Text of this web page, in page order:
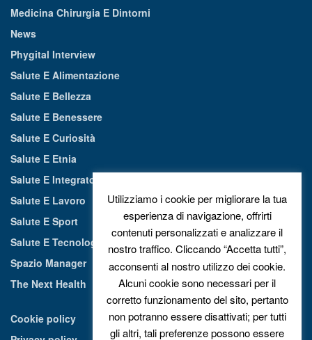
Medicina Chirurgia E Dintorni
News
Phygital Interview
Salute E Alimentazione
Salute E Bellezza
Salute E Benessere
Salute E Curiosità
Salute E Etnia
Salute E Integratori Alimentari
Salute E Lavoro
Salute E Sport
Salute E Tecnologia
Spazio Manager
The Next Health
Cookie policy
Utilizziamo i cookie per migliorare la tua
esperienza di navigazione, offrirti
contenuti personalizzati e analizzare il
nostro traffico. Cliccando “Accetta tutti”,
acconsenti al nostro utilizzo dei cookie.
Alcuni cookie sono necessari per il
corretto funzionamento del sito, pertanto
non potranno essere disattivati; per tutti
gli altri, tali preferenze possono essere